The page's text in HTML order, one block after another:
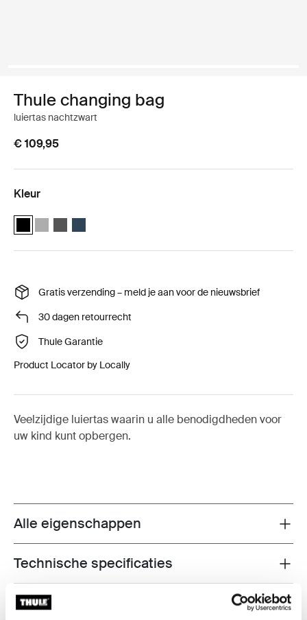
Thule changing bag
luiertas nachtzwart
€ 109,95
Kleur
Thule changing bag Middernachtzwart (selected)
Thule changing bag Gray Melange
Thule changing bag Shadow Gray
Thule changing bag Navy Blue
Gratis verzending – meld je aan voor de nieuwsbrief
30 dagen retourrecht
Thule Garantie
Product Locator by Locally
Veelzijdige luiertas waarin u alle benodigdheden voor
uw kind kunt opbergen.
Toggle features
Alle eigenschappen
Toggle techspec
Technische specificaties
Toggle guides and instructions
Instructies